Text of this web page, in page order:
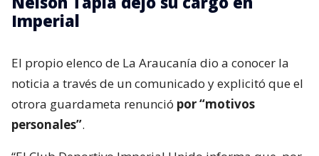
Imperial
El propio elenco de La Araucanía dio a conocer la
noticia a través de un comunicado y explicitó que el
otrora guardameta renunció por “motivos
personales”.